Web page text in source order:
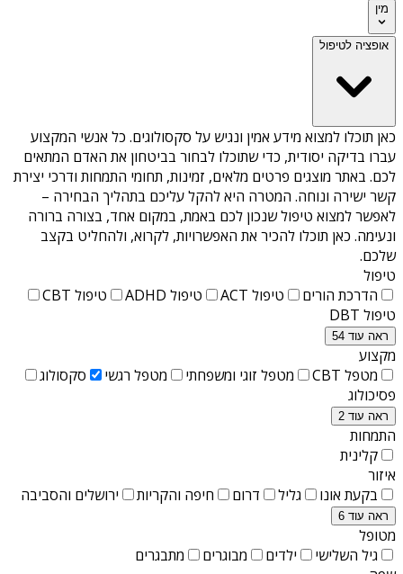
מין
אופציה לטיפול
כאן תוכלו למצוא מידע אמין ונגיש על סקסולוגים. כל אנשי המקצוע
עברו בדיקה יסודית, כדי שתוכלו לבחור בביטחון את האדם המתאים
לכם. באתר מוצגים פרטים מלאים, זמינות, תחומי התמחות ודרכי יצירת
קשר ישירה ונוחה. המטרה היא להקל עליכם בתהליך הבחירה –
לאפשר למצוא טיפול שנכון לכם באמת, במקום אחד, בצורה ברורה
ונעימה. כאן תוכלו להכיר את האפשרויות, לקרוא, ולהחליט בקצב
שלכם.
טיפול
הדרכת הורים
טיפול ACT טיפול ADHD
טיפול CBT
טיפול DBT
ראה עוד 54
מקצוע
מטפל CBT
מטפל זוגי ומשפחתי מטפל רגשי
סקסולוג
פסיכולוג
ראה עוד 2
התמחות
קלינית
איזור
בקעת אונו
גליל דרום חיפה והקריות ירושלים והסביבה
ראה עוד 6
מטופל
גיל השלישי
ילדים מבוגרים
מתבגרים